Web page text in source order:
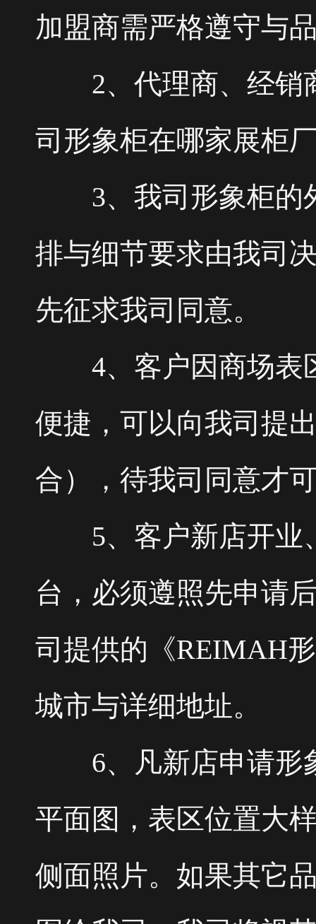
加盟商需严格遵守与
2、代理商、经销
司形象柜在哪家展柜
3、我司形象柜的
排与细节要求由我司
先征求我司同意。
4、客户因商场表
便捷，可以向我司提
合），待我司同意才
5、客户新店开业
台，必须遵照先申请
司提供的《REIMAH
城市与详细地址。
6、凡新店申请形
平面图，表区位置大
侧面照片。如果其它